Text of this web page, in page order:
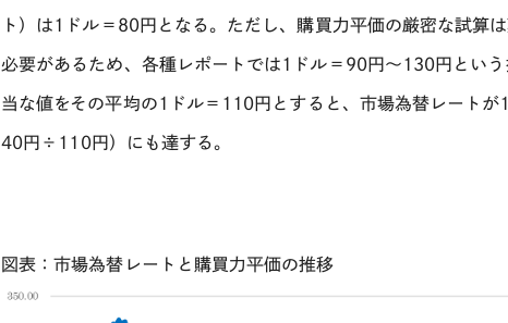
ト）は1 ドル＝ 80円となる。ただし、購買力平価の厳密な試算
必要があるため、各種レポートでは1 ドル＝ 90円〜130円とい
当な値をその平均の1 ドル＝ 110円とすると、市場為替レートが1
40円 ÷110円）にも達する。
図表：市場為替レートと購買力平価の推移